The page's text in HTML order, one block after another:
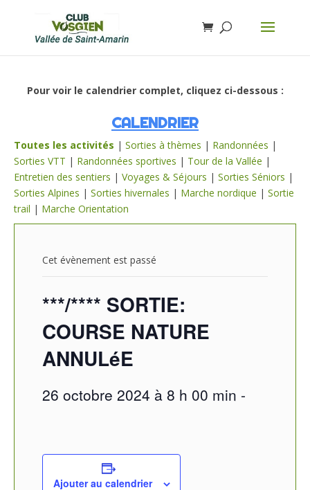
Pour voir le calendrier complet, cliquez ci-dessous :
CALENDRIER
Toutes les activités | Sorties à thèmes | Randonnées |
Sorties VTT | Randonnées sportives | Tour de la Vallée |
Entretien des sentiers | Voyages & Séjours | Sorties Séniors |
Sorties Alpines | Sorties hivernales | Marche nordique | Sortie
trail | Marche Orientation
Cet évènement est passé
***/**** SORTIE:
COURSE NATURE
ANNULéE
26 octobre 2024 à 8 h 00 min -
Ajouter au calendrier